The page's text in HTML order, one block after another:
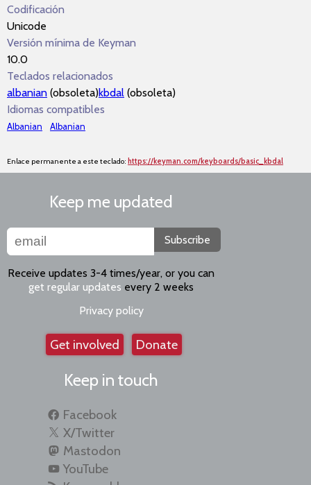
Codificación
Unicode
Versión mínima de Keyman
10.0
Teclados relacionados
albanian (obsoleta)kbdal (obsoleta)
Idiomas compatibles
Albanian Albanian
Enlace permanente a este teclado: https://keyman.com/keyboards/basic_kbdal
Keep me updated
Subscribe
Receive updates 3-4 times/year, or you can
get regular updates every 2 weeks
Privacy policy
Get involved Donate
Keep in touch
Facebook
X/Twitter
Mastodon
YouTube